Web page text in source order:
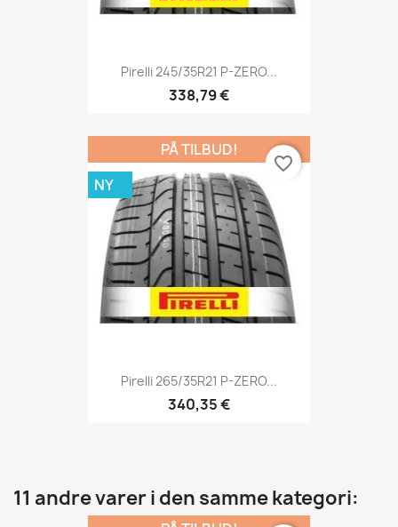
Pirelli 245/35R21 P-ZERO...
338,79 €
Pirelli 265/35R21 P-ZERO...
340,35 €
PÅ TILBUD!
NY
favorite_border
11 andre varer i den samme kategori: